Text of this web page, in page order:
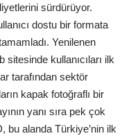
sürdürüyor.
dostu bir formata
Yenilenen
kullanıcıları ilk
tarafından sektör
kapak fotoğraflı bir
yanı sıra pek çok
bu alanda Türkiye’nin ilk